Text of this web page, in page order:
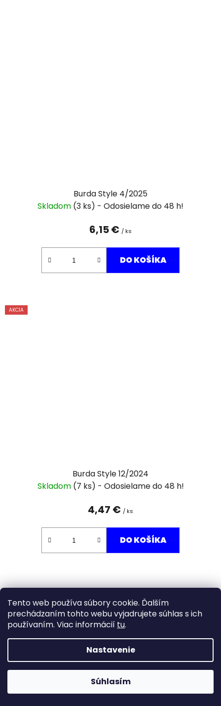
Tento web používa súbory cookie. Ďalším
prechádzaním tohto webu vyjadrujete súhlas s ich
používaním. Viac informácií tu.
Nastavenie
Súhlasím
Burda Style 4/2025
Skladom (3 ks)
6,15 € / ks
DO KOŠÍKA
AKCIA
Burda Style 12/2024
Skladom (7 ks)
4,47 € / ks
DO KOŠÍKA